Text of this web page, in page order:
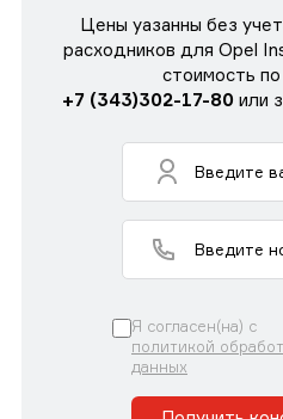
Цены уазанны без
расходников для Opel
стоимость
+7 (343)302-17-80 или
Я согласен(на) с
политикой
данных